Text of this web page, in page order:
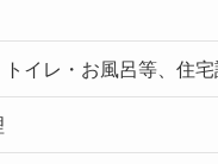
トイレ・お風呂等、住